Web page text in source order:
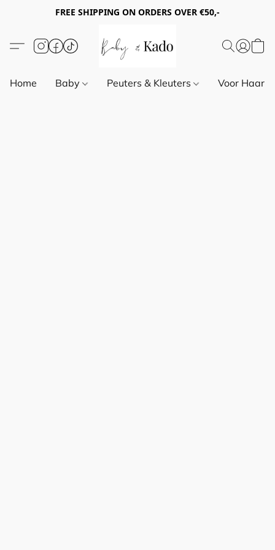
FREE SHIPPING ON ORDERS OVER €50,-
Home Baby Peuters & Kleuters Voor Haar